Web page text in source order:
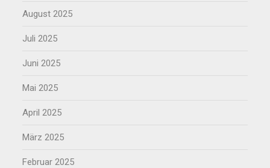
August 2025
Juli 2025
Juni 2025
Mai 2025
April 2025
März 2025
Februar 2025